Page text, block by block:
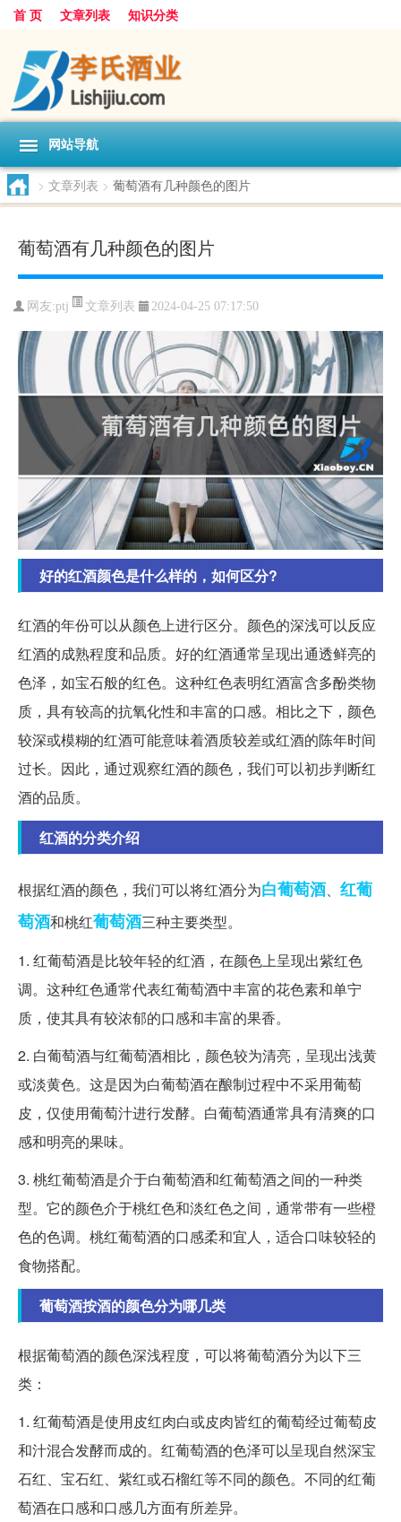
首 页 文章列表 知识分类
网站导航
> 文章列表 > 葡萄酒有几种颜色的图片
葡萄酒有几种颜色的图片
网友:ptj 文章列表 2024-04-25 07:17:50
好的红酒颜色是什么样的，如何区分?
红酒的年份可以从颜色上进行区分。颜色的深浅可以反应
红酒的成熟程度和品质。好的红酒通常呈现出通透鲜亮的
色泽，如宝石般的红色。这种红色表明红酒富含多酚类物
质，具有较高的抗氧化性和丰富的口感。相比之下，颜色
较深或模糊的红酒可能意味着酒质较差或红酒的陈年时间
过长。因此，通过观察红酒的颜色，我们可以初步判断红
酒的品质。
红酒的分类介绍
根据红酒的颜色，我们可以将红酒分为白葡萄酒、 红葡
萄酒和桃红葡萄酒三种主要类型。
1. 红葡萄酒是比较年轻的红酒，在颜色上呈现出紫红色
调。这种红色通常代表红葡萄酒中丰富的花色素和单宁
质，使其具有较浓郁的口感和丰富的果香。
2. 白葡萄酒与红葡萄酒相比，颜色较为清亮，呈现出浅黄
或淡黄色。这是因为白葡萄酒在酿制过程中不采用葡萄
皮，仅使用葡萄汁进行发酵。白葡萄酒通常具有清爽的口
感和明亮的果味。
3. 桃红葡萄酒是介于白葡萄酒和红葡萄酒之间的一种类
型。它的颜色介于桃红色和淡红色之间，通常带有一些橙
色的色调。桃红葡萄酒的口感柔和宜人，适合口味较轻的
食物搭配。
葡萄酒按酒的颜色分为哪几类
根据葡萄酒的颜色深浅程度，可以将葡萄酒分为以下三
类：
1. 红葡萄酒是使用皮红肉白或皮肉皆红的葡萄经过葡萄皮
和汁混合发酵而成的。红葡萄酒的色泽可以呈现自然深宝
石红、宝石红、紫红或石榴红等不同的颜色。不同的红葡
萄酒在口感和口感几方面有所差异。